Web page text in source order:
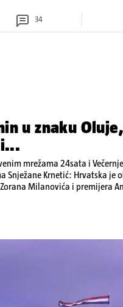
34
u znaku Oluje,
mrežama 24sata i
Krnetić: Hrvatska je
Milanovića i premijera
proizvodnje u